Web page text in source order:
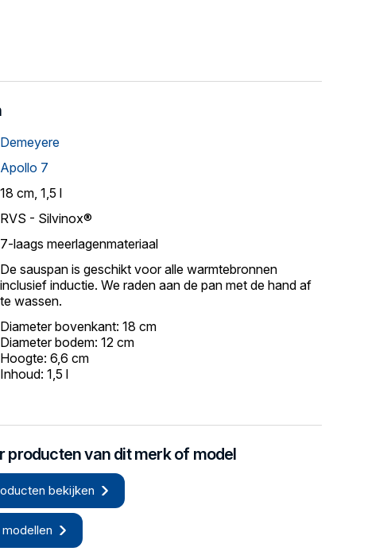
Demeyere
Apollo 7
18 cm, 1,5 l
RVS - Silvinox®
7-laags meerlagenmateriaal
De sauspan is geschikt voor alle warmtebronnen
inclusief inductie. We raden aan de pan met de hand af
te wassen.
Diameter bovenkant: 18 cm
Diameter bodem: 12 cm
Hoogte: 6,6 cm
Inhoud: 1,5 l
producten van dit merk of model
bekijken
modellen